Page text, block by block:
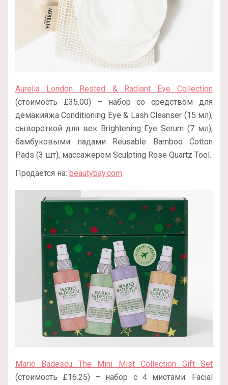
Aurelia London Rested & Radiant Eye Collection
(стоимость £35.00) – набор со средством для
демакияжа Conditioning Eye & Lash Cleanser (15 мл),
сывороткой для век Brightening Eye Serum (7 мл),
бамбуковыми падами Reusable Bamboo Cotton
Pads (3 шт), массажером Sculpting Rose Quartz Tool.
Продается на: beautybay.com
Mario Badescu The Mini Mist Collection Gift Set
(стоимость £16.25) – набор с 4 мистами: Facial